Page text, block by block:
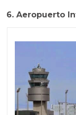
6. Aeropuerto